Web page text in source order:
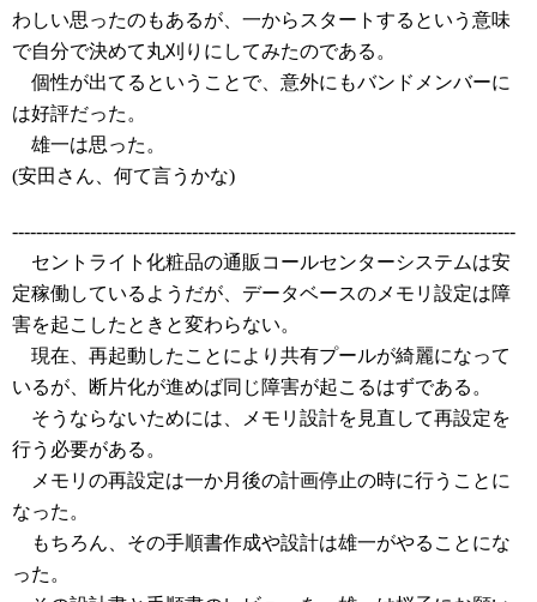
わしい思ったのもあるが、一からスタートするという意味
で自分で決めて丸刈りにしてみたのである。
個性が出てるということで、意外にもバンドメンバーに
は好評だった。
雄一は思った。
(安田さん、何て言うかな)
------------------------------------------------------------------------------------
セントライト化粧品の通販コールセンターシステムは安
定稼働しているようだが、データベースのメモリ設定は障
害を起こしたときと変わらない。
現在、再起動したことにより共有プールが綺麗になって
いるが、断片化が進めば同じ障害が起こるはずである。
そうならないためには、メモリ設計を見直して再設定を
行う必要がある。
メモリの再設定は一か月後の計画停止の時に行うことに
なった。
もちろん、その手順書作成や設計は雄一がやることにな
った。